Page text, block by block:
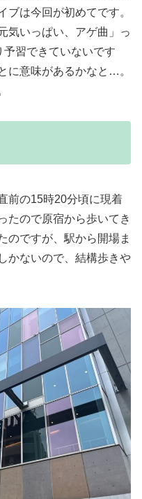
ブは今回が初めてです。
気いっぱい、アゲ曲」っ
習できていないです
に意味があるかなと…。
前の15時20分頃に現着
たので原宿から歩いてき
のですが、駅から開場ま
かないので、結構歩きや